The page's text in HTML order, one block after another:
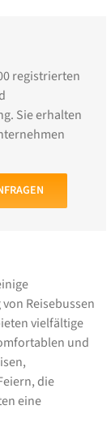
registrierten
Sie erhalten
Reisebussen
vielfältige
und
die
eine